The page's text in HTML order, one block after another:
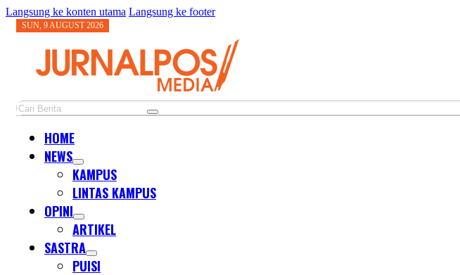
Langsung ke konten utama Langsung ke footer
SUN, 9 AUGUST 2026
Cari
HOME
NEWS
KAMPUS
LINTAS KAMPUS
OPINI
ARTIKEL
SASTRA
PUISI